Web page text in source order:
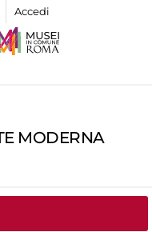
Accedi
MODERNA